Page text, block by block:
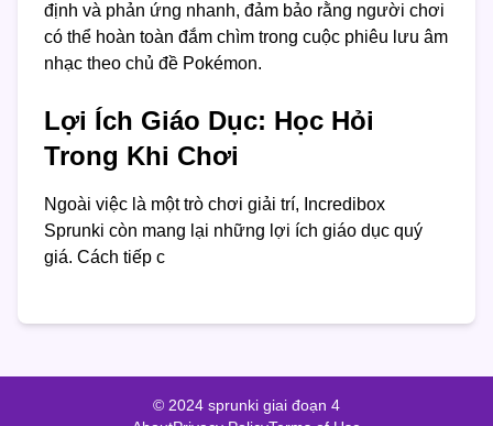
định và phản ứng nhanh, đảm bảo rằng người chơi
có thể hoàn toàn đắm chìm trong cuộc phiêu lưu âm
nhạc theo chủ đề Pokémon.
Lợi Ích Giáo Dục: Học Hỏi
Trong Khi Chơi
Ngoài việc là một trò chơi giải trí, Incredibox
Sprunki còn mang lại những lợi ích giáo dục quý
giá. Cách tiếp c
© 2024 sprunki giai đoạn 4